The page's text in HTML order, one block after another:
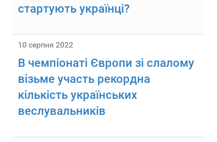
стартують українці?
10 серпня 2022
В чемпіонаті Європи зі слалому
візьме участь рекордна
кількість українських
веслувальників